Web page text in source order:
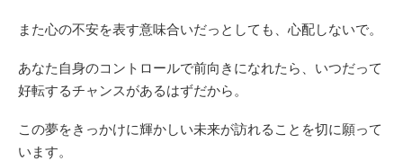
また心の不安を表す意味合いだっとしても、心配しないで。
あなた自身のコントロールで前向きになれたら、いつだって
好転するチャンスがあるはずだから。
この夢をきっかけに輝かしい未来が訪れることを切に願って
います。